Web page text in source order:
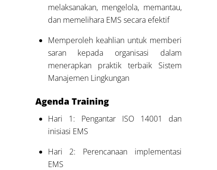
melaksanakan, mengelola, memantau,
dan memelihara EMS secara efektif
Memperoleh keahlian untuk memberi
saran kepada organisasi dalam
menerapkan praktik terbaik Sistem
Manajemen Lingkungan
AgendaTraining
Hari 1: Pengantar ISO 14001 dan
inisiasi EMS
Hari 2: Perencanaan implementasi
EMS